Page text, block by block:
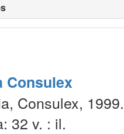
Consulex
Consulex, 1999.
32 v. : il.